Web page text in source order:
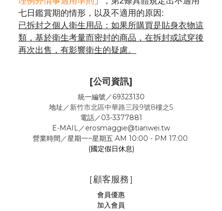
七日鑑賞期的情形，以及不適用的原因:
已拆封之個人衛生用品：如果所購買是貼身衣物這
類，基於衛生考量而密封的商品，在拆封或試穿後
再次出售，有影響衛生的疑慮。
[公司資訊]
統一編號／69323130
地址／新竹市北區中華路三段9號8樓之5
電話／03-3377881
E-MAIL／erosmaggie@tianwei.tw
營業時間／星期一~星期五 AM 10:00 - PM 17:00
(國定假日休息)
［顧客服務］
會員優惠
加入會員